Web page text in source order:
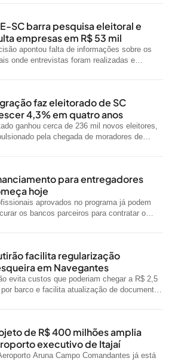
SC barra pesquisa eleitoral e
empresas em R$ 53 mil
apontou falta de informações sobre os
onde entrevistas foram realizadas e
faz eleitorado de SC
4,3% em quatro anos
ganhou cerca de 236 mil novos eleitores,
pela chegada de moradores de
para entregadores
hoje
aprovados no programa já podem
os bancos parceiros para contratar o
facilita regularização
em Navegantes
evita custos que poderiam chegar a R$ 2,5
barco e facilita atualização de documentos
de R$ 400 milhões amplia
executivo de Itajaí
Aruna Campo Comandantes já está